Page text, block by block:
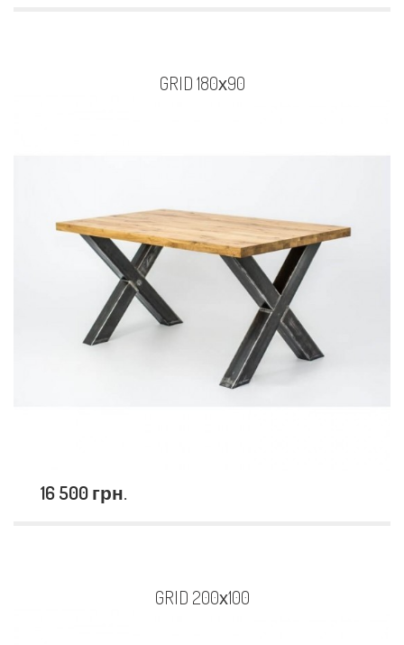
GRID 180х90
16 500 грн.
GRID 200х100